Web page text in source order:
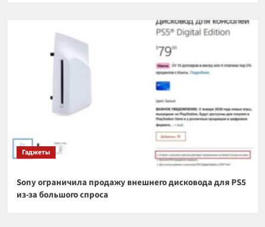
Гаджеты
Sony ограничила продажу внешнего дисковода для PS5
из-за большого спроса